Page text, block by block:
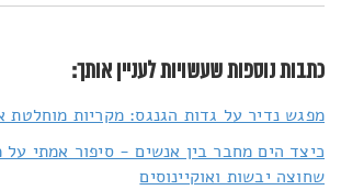
כתבות נוספות שעשויות לעניין אותך:
מפגש נדיר על גדות הגנגס: מקריות מוחלטת
כיצד הים מחבר בין אנשים - סיפור אמתי על
שחוצה יבשות ואוקיינוסים